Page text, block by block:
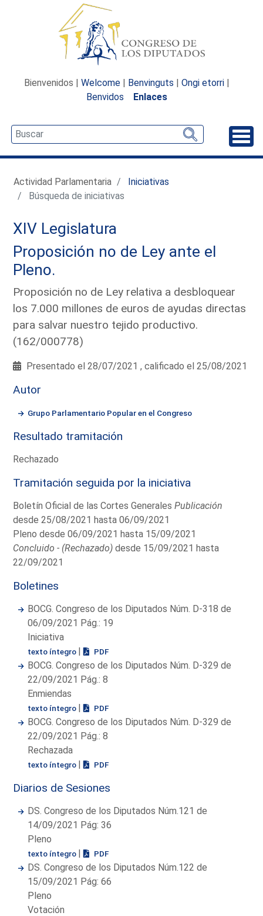
Bienvenidos | Welcome | Benvinguts | Ongi etorri |
Benvidos
Enlaces
Actividad Parlamentaria
Iniciativas
Búsqueda de iniciativas
XIV Legislatura
Proposición no de Ley ante el
Pleno.
Proposición no de Ley relativa a desbloquear
los 7.000 millones de euros de ayudas directas
para salvar nuestro tejido productivo.
(162/000778)
Presentado el 28/07/2021 , calificado el 25/08/2021
Autor
Grupo Parlamentario Popular en el Congreso
Resultado tramitación
Rechazado
Tramitación seguida por la iniciativa
Boletín Oficial de las Cortes GeneralesPublicación
desde 25/08/2021 hasta 06/09/2021
Pleno desde 06/09/2021 hasta 15/09/2021
Concluido - (Rechazado) desde 15/09/2021 hasta
22/09/2021
Boletines
BOCG. Congreso de los Diputados Núm. D-318 de
06/09/2021 Pág.: 19
Iniciativa
texto íntegro | PDF
BOCG. Congreso de los Diputados Núm. D-329 de
22/09/2021 Pág.: 8
Enmiendas
texto íntegro | PDF
BOCG. Congreso de los Diputados Núm. D-329 de
22/09/2021 Pág.: 8
Rechazada
texto íntegro | PDF
Diarios de Sesiones
DS. Congreso de los Diputados Núm.121 de
14/09/2021 Pág: 36
Pleno
texto íntegro | PDF
DS. Congreso de los Diputados Núm.122 de
15/09/2021 Pág: 66
Pleno
Votación